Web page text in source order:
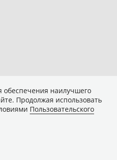
наилучшего
Продолжая использовать
Пользовательского